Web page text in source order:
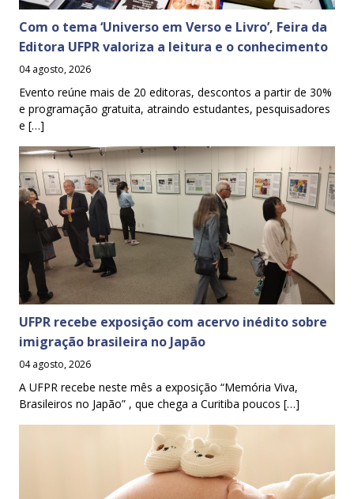
Com o tema ‘Universo em Verso e Livro’, Feira da
Editora UFPR valoriza a leitura e o conhecimento
04 agosto, 2026
Evento reúne mais de 20 editoras, descontos a partir de 30%
e programação gratuita, atraindo estudantes, pesquisadores
e […]
UFPR recebe exposição com acervo inédito sobre
imigração brasileira no Japão
04 agosto, 2026
A UFPR recebe neste mês a exposição “Memória Viva,
Brasileiros no Japão” , que chega a Curitiba poucos […]